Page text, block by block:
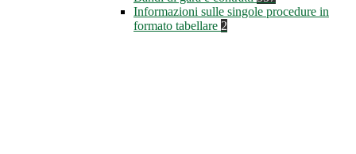
Informazioni sulle singole procedure in
formato tabellare 2